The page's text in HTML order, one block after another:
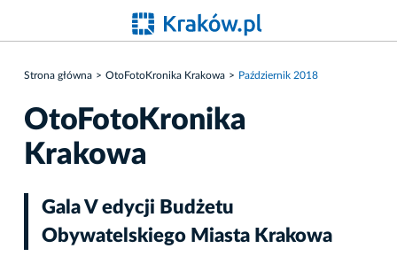
Strona główna OtoFotoKronika Krakowa Październik 2018
OtoFotoKronika
Krakowa
Gala V edycji Budżetu
Obywatelskiego Miasta Krakowa